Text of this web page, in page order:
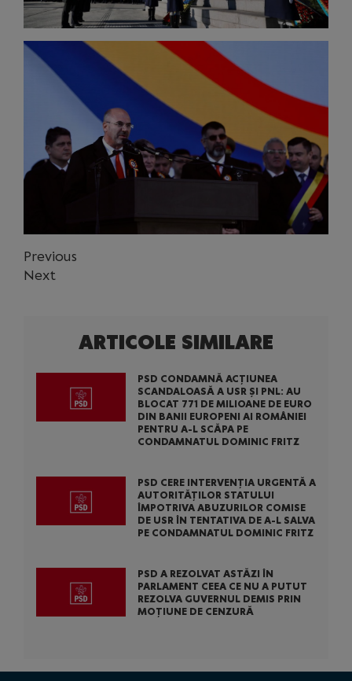
Previous
Next
ARTICOLE SIMILARE
PSD CONDAMNĂ ACȚIUNEA
SCANDALOASĂ A USR ȘI PNL: AU
BLOCAT 771 DE MILIOANE DE EURO
DIN BANII EUROPENI AI ROMÂNIEI
PENTRU A-L SCĂPA PE
CONDAMNATUL DOMINIC FRITZ
PSD CERE INTERVENȚIA URGENTĂ A
AUTORITĂȚILOR STATULUI
ÎMPOTRIVA ABUZURILOR COMISE
DE USR ÎN TENTATIVA DE A-L SALVA
PE CONDAMNATUL DOMINIC FRITZ
PSD A REZOLVAT ASTĂZI ÎN
PARLAMENT CEEA CE NU A PUTUT
REZOLVA GUVERNUL DEMIS PRIN
MOȚIUNE DE CENZURĂ